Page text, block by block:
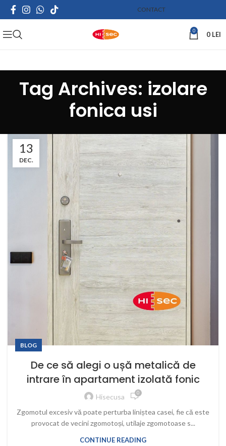
CONTACT
0 0 LEI
Tag Archives: izolare
fonica usi
13
DEC.
BLOG
De ce să alegi o ușă metalică de
intrare în apartament izolată fonic
Hisecusa 0
Zgomotul excesiv vă poate perturba liniștea casei, fie că este
provocat de vecini zgomotoși, utilaje zgomotoase s...
CONTINUE READING